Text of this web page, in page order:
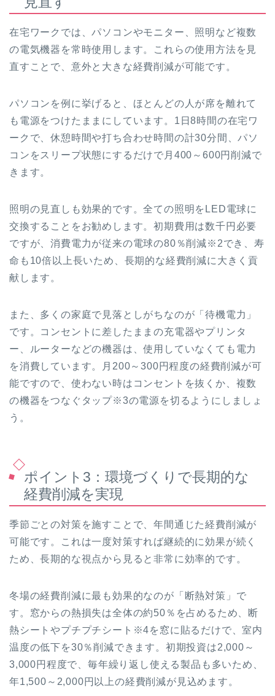
在宅ワークでは、パソコンやモニター、照明など複数
の電気機器を常時使用します。これらの使用方法を見
直すことで、意外と大きな経費削減が可能です。
パソコンを例に挙げると、ほとんどの人が席を離れて
も電源をつけたままにしています。1日8時間の在宅ワ
ークで、休憩時間や打ち合わせ時間の計30分間、パソ
コンをスリープ状態にするだけで月400～600円削減で
きます。
照明の見直しも効果的です。全ての照明をLED電球に
交換することをお勧めします。初期費用は数千円必要
ですが、消費電力が従来の電球の80％削減※2でき、寿
命も10倍以上長いため、長期的な経費削減に大きく貢
献します。
また、多くの家庭で見落としがちなのが「待機電力」
です。コンセントに差したままの充電器やプリンタ
ー、ルーターなどの機器は、使用していなくても電力
を消費しています。月200～300円程度の経費削減が可
能ですので、使わない時はコンセントを抜くか、複数
の機器をつなぐタップ※3の電源を切るようにしましょ
う。
ポイント3：環境づくりで長期的な
経費削減を実現
季節ごとの対策を施すことで、年間通じた経費削減が
可能です。これは一度対策すれば継続的に効果が続く
ため、長期的な視点から見ると非常に効率的です。
冬場の経費削減に最も効果的なのが「断熱対策」で
す。窓からの熱損失は全体の約50％を占めるため、断
熱シートやプチプチシート※4を窓に貼るだけで、室内
温度の低下を30％削減できます。初期投資は2,000～
3,000円程度で、毎年繰り返し使える製品も多いため、
年1,500～2,000円以上の経費削減が見込めます。